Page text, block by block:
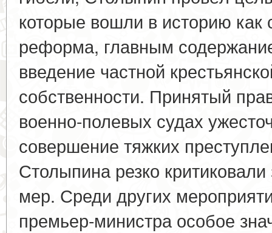
которые вошли в историю как
реформа, главным
введение частной
собственности. Принятый
военно-полевых судах
совершение тяжких
Столыпина резко
мер. Среди других
премьер-министра особое